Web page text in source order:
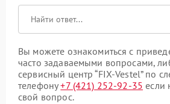
Вы можете ознакомиться с
часто задаваемыми вопросами,
сервисный центр “FIX-Vestel” по
телефону+7 (421) 252-92-35 если
свой вопрос.